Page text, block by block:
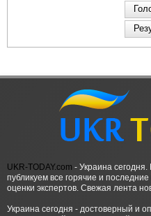
UKR-TODAY.com - Украина
публикуем все горячие и
оценки экспертов. Свежая лента
Украина сегодня - достоверный и